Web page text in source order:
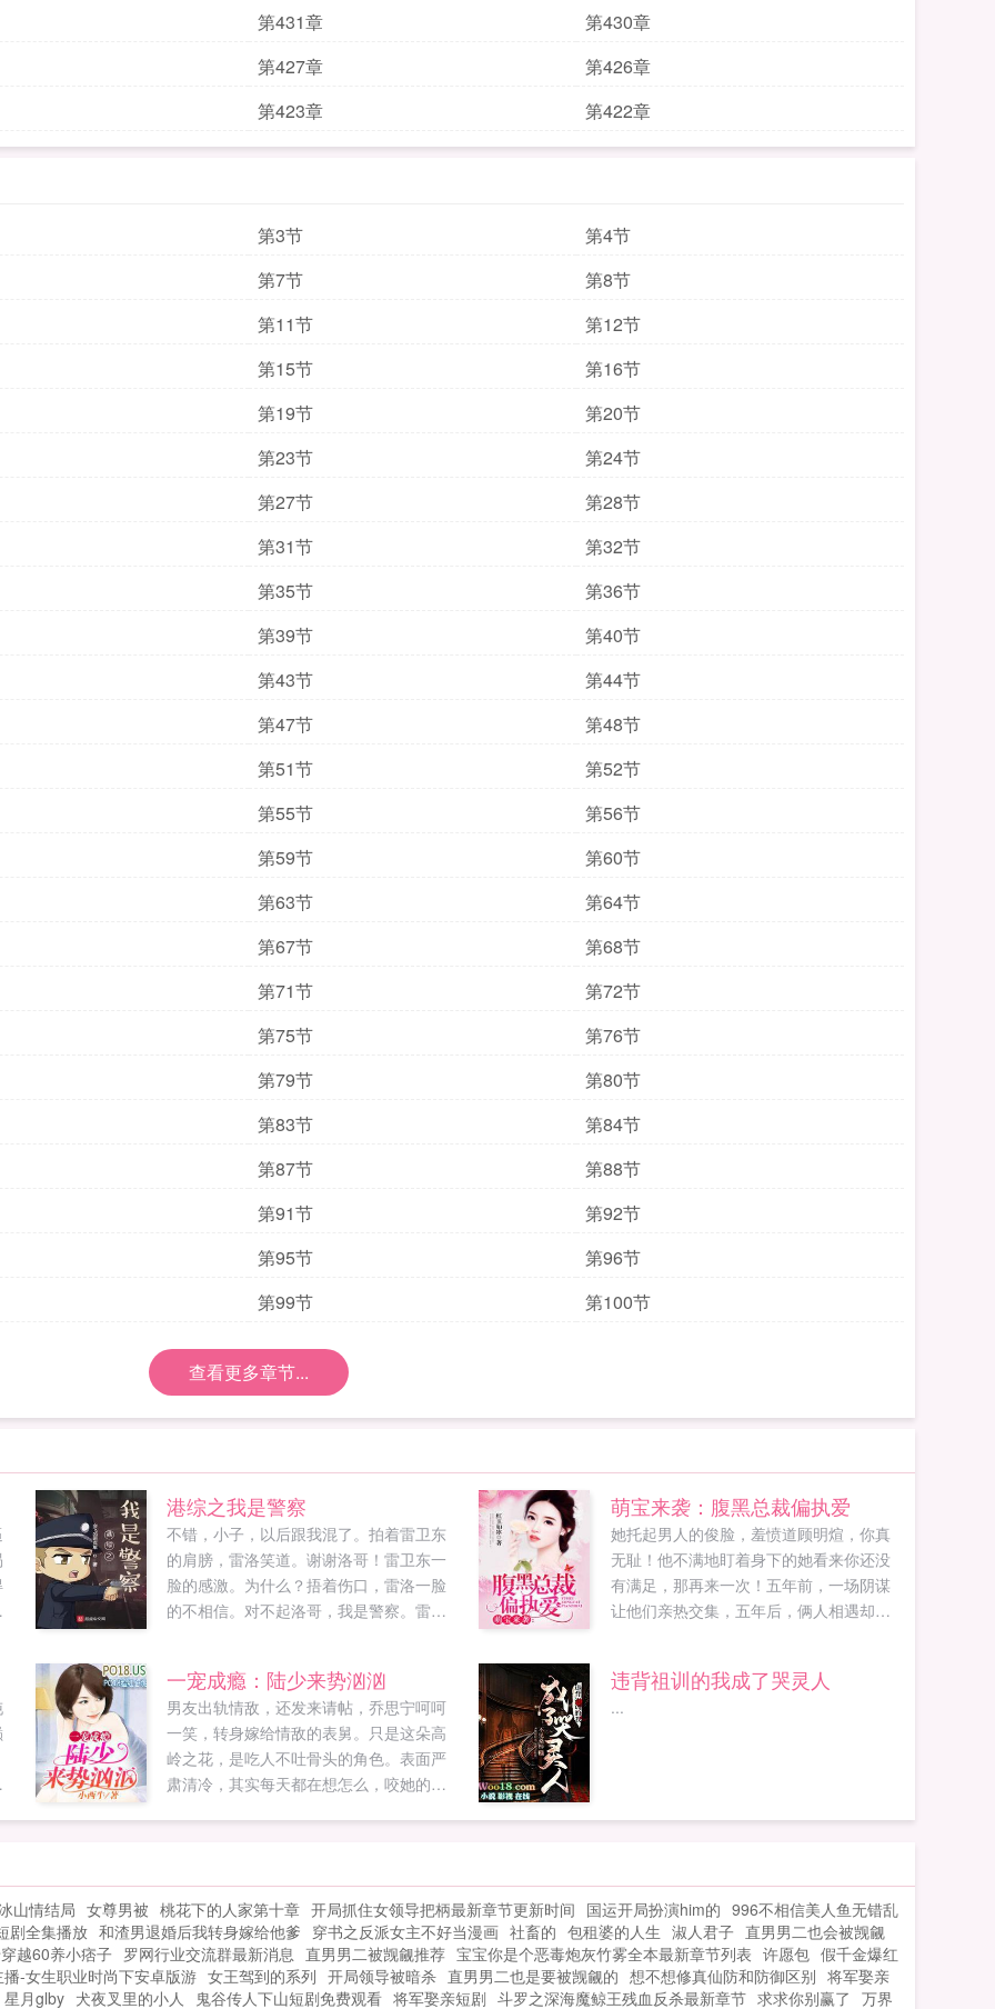
第431章
第430章
第427章
第426章
第423章
第422章
第3节
第4节
第7节
第8节
第11节
第12节
第15节
第16节
第19节
第20节
第23节
第24节
第27节
第28节
第31节
第32节
第35节
第36节
第39节
第40节
第43节
第44节
第47节
第48节
第51节
第52节
第55节
第56节
第59节
第60节
第63节
第64节
第67节
第68节
第71节
第72节
第75节
第76节
第79节
第80节
第83节
第84节
第87节
第88节
第91节
第92节
第95节
第96节
第99节
第100节
查看更多章节...
港综之我是警察
不错，小子，以后跟我混了。拍着雷卫东
的肩膀，雷洛笑道。谢谢洛哥！雷卫东一
脸的感激。为什么？捂着伤口，雷洛一脸
的不相信。对不起洛哥，我是警察。雷卫
是挖墙脚的问题，而是老大你的老婆带着
阿美发财，我在家中都快变成煮夫了。陈
家驹一脸的苦恼。彭奕行，比枪吗？雷卫
东扛着巴雷特问道。滚，我不和子弹会转
弯的人比。彭奕行帅气的回答。高进，玩
两把吗？雷卫东拿着扑克牌。滚，我不会
朋友...
萌宝来袭：腹黑总裁偏执爱
她托起男人的俊脸，羞愤道顾明煊，你真
无耻！他不满地盯着身下的她看来你还没
有满足，那再来一次！五年前，一场阴谋
让他们亲热交集，五年后，俩人相遇却不
不小心把他给压了，夺去了他的初吻他说
你家孩子把你卖了，以后就乖乖留在这儿
一宠成瘾：陆少来势汹汹
男友出轨情敌，还发来请帖，乔思宁呵呵
一笑，转身嫁给情敌的表舅。只是这朵高
岭之花，是吃人不吐骨头的角色。表面严
肃清冷，其实每天都在想怎么，咬她的
违背祖训的我成了哭灵人
...
山情结局 女尊男被 桃花下的人家第十章 开局抓住女领导把柄最新章节更新时间 国运开局扮演him的 996不相信美人鱼无错乱
剧全集播放 和渣男退婚后我转身嫁给他爹 穿书之反派女主不好当漫画 社畜的 包租婆的人生 淑人君子 直男男二也会被觊觎
越60养小痞子 罗网行业交流群最新消息 直男男二被觊觎推荐 宝宝你是个恶毒炮灰竹雾全本最新章节列表 许愿包 假千金爆红
-女生职业时尚下安卓版游 女王驾到的系列 开局领导被暗杀 直男男二也是要被觊觎的 想不想修真仙防和防御区别 将军娶亲
星月glby 犬夜叉里的小人 鬼谷传人下山短剧免费观看 将军娶亲短剧 斗罗之深海魔鲸王残血反杀最新章节 求求你别赢了 万界